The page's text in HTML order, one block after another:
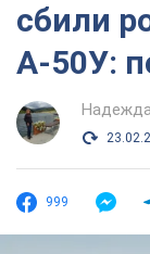
сбили
А-50У:
999